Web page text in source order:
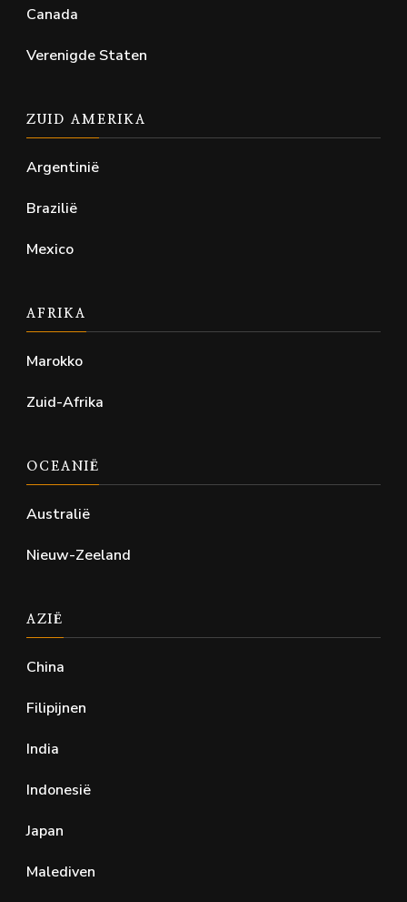
Canada
Verenigde Staten
ZUID AMERIKA
Argentinië
Brazilië
Mexico
AFRIKA
Marokko
Zuid-Afrika
OCEANIË
Australië
Nieuw-Zeeland
AZIË
China
Filipijnen
India
Indonesië
Japan
Malediven